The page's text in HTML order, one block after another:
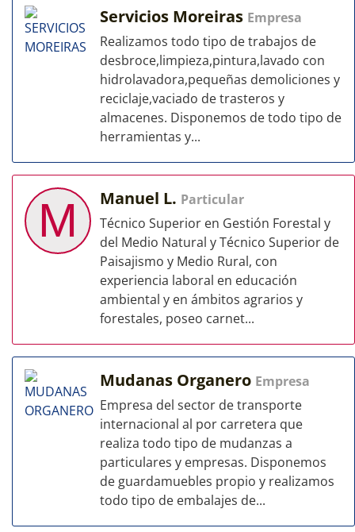
Servicios Moreiras Empresa
Realizamos todo tipo de trabajos de
desbroce,limpieza,pintura,lavado con
hidrolavadora,pequeñas demoliciones y
reciclaje,vaciado de trasteros y
almacenes. Disponemos de todo tipo de
herramientas y...
M Manuel L. Particular
Técnico Superior en Gestión Forestal y
del Medio Natural y Técnico Superior de
Paisajismo y Medio Rural, con
experiencia laboral en educación
ambiental y en ámbitos agrarios y
forestales, poseo carnet...
Mudanas Organero Empresa
Empresa del sector de transporte
internacional al por carretera que
realiza todo tipo de mudanzas a
particulares y empresas. Disponemos
de guardamuebles propio y realizamos
todo tipo de embalajes de...